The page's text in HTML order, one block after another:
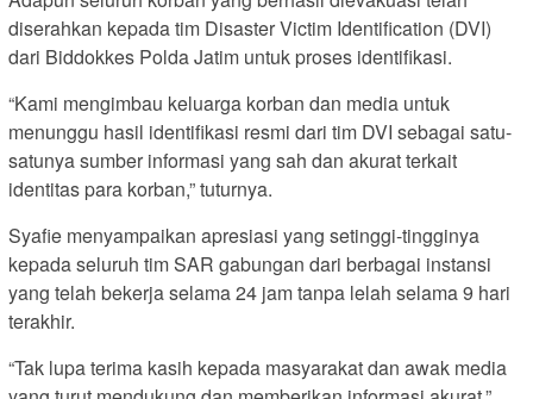
diserahkan kepada tim Disaster Victim Identification (DVI)
dari Biddokkes Polda Jatim untuk proses identifikasi.
“Kami mengimbau keluarga korban dan media untuk
menunggu hasil identifikasi resmi dari tim DVI sebagai satu-
satunya sumber informasi yang sah dan akurat terkait
identitas para korban,” tuturnya.
Syafie menyampaikan apresiasi yang setinggi-tingginya
kepada seluruh tim SAR gabungan dari berbagai instansi
yang telah bekerja selama 24 jam tanpa lelah selama 9 hari
terakhir.
“Tak lupa terima kasih kepada masyarakat dan awak media